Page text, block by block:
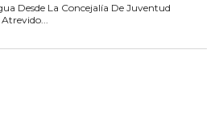
Desde La Concejalía De Juventud